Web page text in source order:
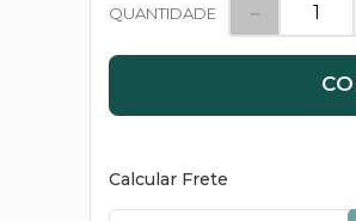
QUANTIDADE －
Calcular Frete